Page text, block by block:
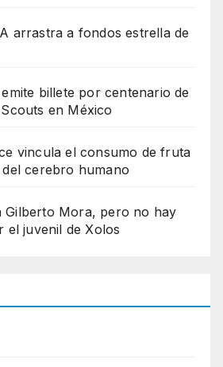
arrastra a fondos estrella de
billete por centenario de
en México
vincula el consumo de fruta
cerebro humano
Gilberto Mora, pero no hay
juvenil de Xolos